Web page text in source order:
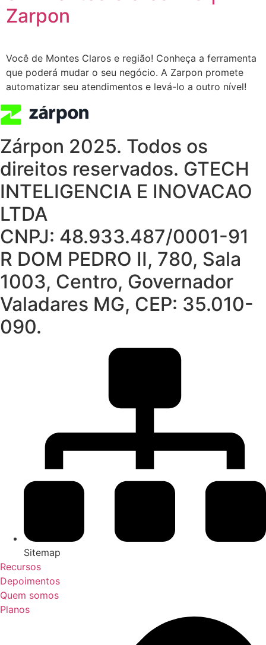
Zarpon
Você de Montes Claros e região! Conheça a ferramenta
que poderá mudar o seu negócio. A Zarpon promete
automatizar seu atendimentos e levá-lo a outro nível!
Zárpon 2025. Todos os
direitos reservados. GTECH
INTELIGENCIA E INOVACAO
LTDA
CNPJ: 48.933.487/0001-91
R DOM PEDRO II, 780, Sala
1003, Centro, Governador
Valadares MG, CEP: 35.010-
090.
Sitemap
Recursos
Depoimentos
Quem somos
Planos